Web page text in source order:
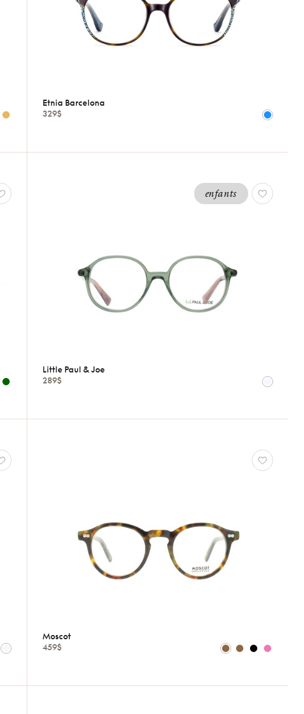
Etnia Barcelona
329$
enfants
Little Paul & Joe
289$
Moscot
459$